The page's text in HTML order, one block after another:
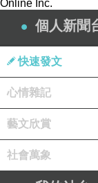
換了幾種隊
八角迴旋梯
帶點迷幻 很
Online Inc.
個人新聞
快速發文
心情雜記
藝文欣賞
社會萬象